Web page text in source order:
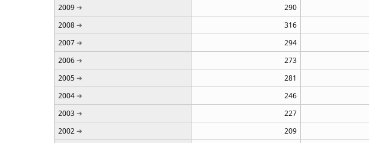
2009
290
2008
316
2007
294
2006
273
2005
281
2004
246
2003
227
2002
209